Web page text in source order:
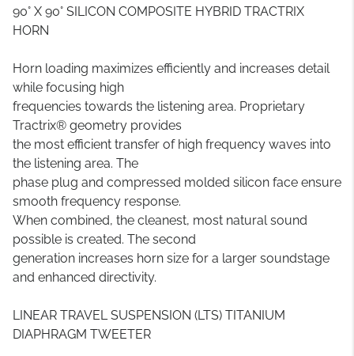
90° X 90° SILICON COMPOSITE HYBRID TRACTRIX
HORN
Horn loading maximizes efficiently and increases detail
while focusing high
frequencies towards the listening area. Proprietary
Tractrix® geometry provides
the most efficient transfer of high frequency waves into
the listening area. The
phase plug and compressed molded silicon face ensure
smooth frequency response.
When combined, the cleanest, most natural sound
possible is created. The second
generation increases horn size for a larger soundstage
and enhanced directivity.
LINEAR TRAVEL SUSPENSION (LTS) TITANIUM
DIAPHRAGM TWEETER